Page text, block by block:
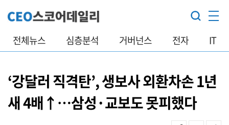
전체뉴스 심층분석 거버넌스 전자 IT
‘강달러 직격탄’, 생보사 외환차손 1년
새 4배↑…삼성·교보도 못피했다